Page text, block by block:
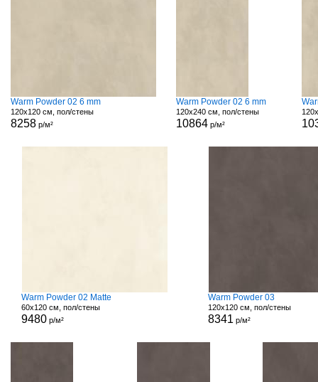
Warm Powder 02 6 mm
120x120 см, пол/стены
8258 р/м²
Warm Powder 02 6 mm
120x240 см, пол/стены
10864р/м²
Warm Powder 02 Matte
60x120 см, пол/стены
9480 р/м²
Warm Powder 03
120x120 см, пол/стены
8341 р/м²